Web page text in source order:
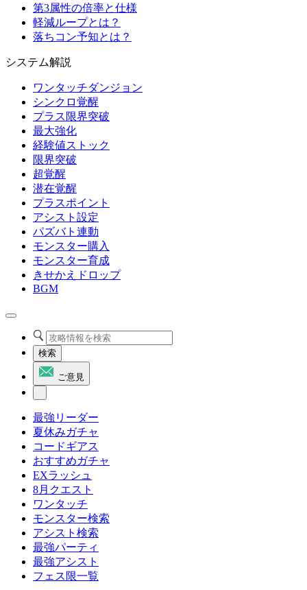
第3属性の倍率と仕様
軽減ループとは？
落ちコン予知とは？
システム解説
ワンタッチダンジョン
シンクロ覚醒
プラス限界突破
最大強化
経験値ストック
限界突破
超覚醒
潜在覚醒
プラスポイント
アシスト設定
パズバト連動
モンスター購入
モンスター育成
きせかえドロップ
BGM
検索
ご意見
最強リーダー
夏休みガチャ
コードギアス
おすすめガチャ
EXラッシュ
8月クエスト
ワンタッチ
モンスター検索
アシスト検索
最強パーティ
最強アシスト
フェス限一覧